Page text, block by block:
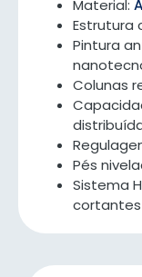
Material:
Estrutura
Pintura
Colunas
Pés
Sistema
cortantes